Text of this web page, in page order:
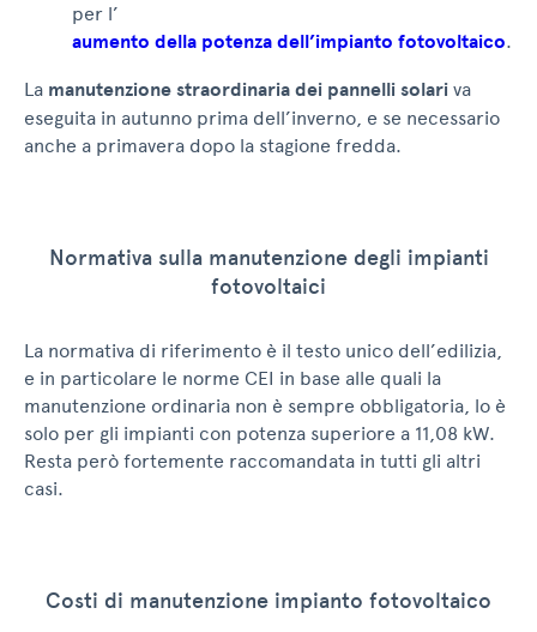
per l’
aumento della potenza dell’impianto fotovoltaico.
La manutenzione straordinaria dei pannelli solari va
eseguita in autunno prima dell’inverno, e se necessario
anche a primavera dopo la stagione fredda.
Normativa sulla manutenzione degli impianti
fotovoltaici
La normativa di riferimento è il testo unico dell’edilizia,
e in particolare le norme CEI in base alle quali la
manutenzione ordinaria non è sempre obbligatoria, lo è
solo per gli impianti con potenza superiore a 11,08 kW.
Resta però fortemente raccomandata in tutti gli altri
casi.
Costi di manutenzione impianto fotovoltaico